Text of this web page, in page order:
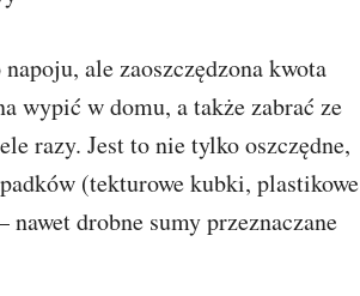
ale zaoszczędzona kwota
wypić w domu, a także zabrać ze
razy. Jest to nie tylko oszczędne,
(tekturowe kubki, plastikowe
drobne sumy przeznaczane